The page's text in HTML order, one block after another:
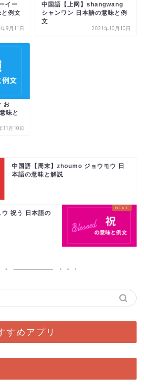
イー
例文
9月11日
中国語【上网】shangwang
シャンワン 日本語の意味と例
文
2021年10月10日
お
味と
11月10日
中国語【周末】zhoumo ジョウモウ 日
本語の意味と解説
祝う 日本語の
すめアプリ